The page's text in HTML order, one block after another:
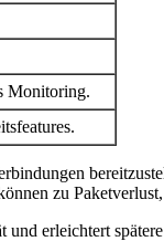
Monitoring.
zu
erleichtert